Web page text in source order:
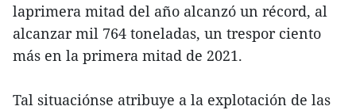
laprimera mitad del año alcanzó un récord, al
alcanzar mil 764 toneladas, un trespor ciento
más en la primera mitad de 2021.
Tal situaciónse atribuye a la explotación de las